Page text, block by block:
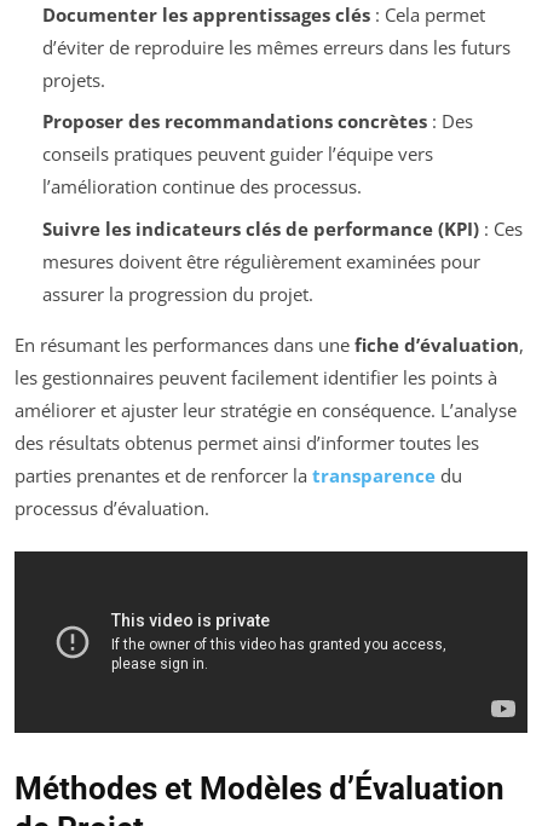
Documenter les apprentissages clés: Cela permet
d’éviter de reproduire les mêmes erreurs dans les futurs
projets.
Proposer des recommandations concrètes: Des
conseils pratiques peuvent guider l’équipe vers
l’amélioration continue des processus.
Suivre les indicateurs clés de performance (KPI): Ces
mesures doivent être régulièrement examinées pour
assurer la progression du projet.
En résumant les performances dans une fiche d’évaluation,
les gestionnaires peuvent facilement identifier les points à
améliorer et ajuster leur stratégie en conséquence. L’analyse
des résultats obtenus permet ainsi d’informer toutes les
parties prenantes et de renforcer la transparence du
processus d’évaluation.
Méthodes et Modèles d’Évaluation